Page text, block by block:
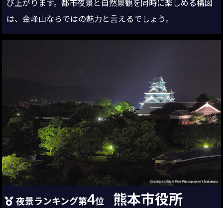
び上がります。都市夜景と自然景観を同時に楽しめる構図
は、金峰山ならではの魅力と言えるでしょう。
夜景ランキング第4位 熊本市役所